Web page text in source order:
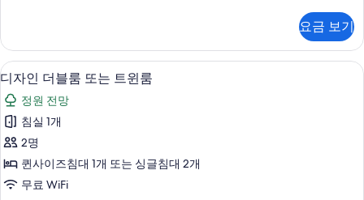
기
Use)
자
세
히
보
기
요금 보기
디
자
인
더
블
룸
디자인 더블룸 또는 트윈룸 | 책상, 다
2
디자인 더블룸 또는 트윈룸
정원 전망
침실 1개
2명
퀸사이즈침대 1개 또는 싱글침대 2개
무료 WiFi